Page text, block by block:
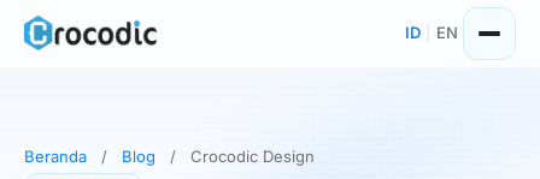
Skip
ID EN
Beranda / Blog /
Crocodic Design